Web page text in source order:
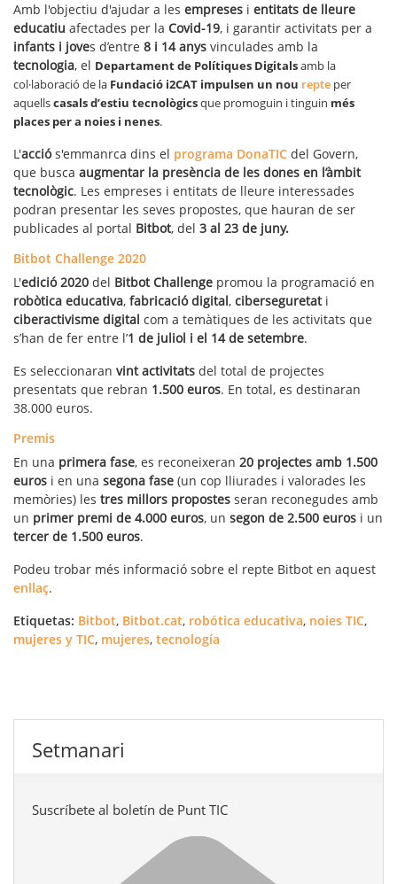
Amb l'objectiu d'ajudar a les empreses i entitats de lleure
educatiu afectades per la Covid-19, i garantir activitats per a
infants i joves d’entre 8 i 14 anys vinculades amb la
tecnologia, el Departament de Polítiques Digitalsamb la
col·laboració de la Fundació i2CAT impulsen un nou repte per
aquellscasals d’estiu tecnològicsque promoguin i tinguin més
places per a noies i nenes.
L'acciós'emmanrca dins el programa DonaTIC del Govern,
que busca augmentar la presència de les dones en l’àmbit
tecnològic. Les empreses i entitats de lleure interessades
podran presentar les seves propostes, que hauran de ser
publicades al portal Bitbot, del 3 al 23 de juny.
Bitbot Challenge 2020
L'edició 2020 del Bitbot Challenge promou la programació en
robòtica educativa, fabricació digital, ciberseguretat i
ciberactivisme digital com a temàtiques de les activitats que
s’han de fer entre l’1 de juliol i el 14 de setembre.
Es seleccionaran vint activitats del total de projectes
presentats que rebran 1.500 euros. En total, es destinaran
38.000 euros.
Premis
En una primera fase, es reconeixeran 20 projectes amb 1.500
euros i en una segona fase (un cop lliurades i valorades les
memòries) les tres millors propostes seran reconegudes amb
un primer premi de 4.000 euros, un segon de 2.500 euros i un
tercer de 1.500 euros.
Podeu trobar més informació sobre el repte Bitbot en aquest
enllaç.
Etiquetas: Bitbot, Bitbot.cat, robótica educativa, noies TIC,
mujeres y TIC, mujeres, tecnología
Setmanari
Suscríbete al boletín de Punt TIC